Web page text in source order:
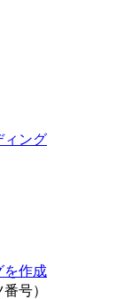
ィング
を作成
号）